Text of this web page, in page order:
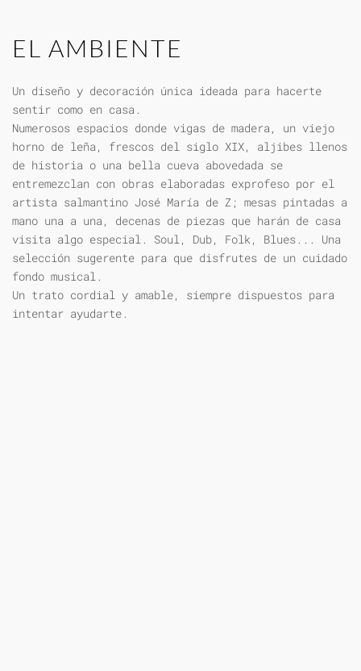
EL AMBIENTE
Un diseño y decoración única ideada para hacerte
sentir como en casa.
Numerosos espacios donde vigas de madera, un viejo
horno de leña, frescos del siglo XIX, aljibes llenos
de historia o una bella cueva abovedada se
entremezclan con obras elaboradas exprofeso por el
artista salmantino José María de Z; mesas pintadas a
mano una a una, decenas de piezas que harán de casa
visita algo especial. Soul, Dub, Folk, Blues... Una
selección sugerente para que disfrutes de un cuidado
fondo musical.
Un trato cordial y amable, siempre dispuestos para
intentar ayudarte.